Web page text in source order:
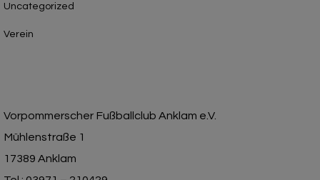
Uncategorized
Verein
Vorpommerscher Fußballclub Anklam e.V.
Mühlenstraße 1
17389 Anklam